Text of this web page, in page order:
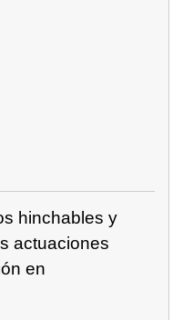
hinchables y
actuaciones
en